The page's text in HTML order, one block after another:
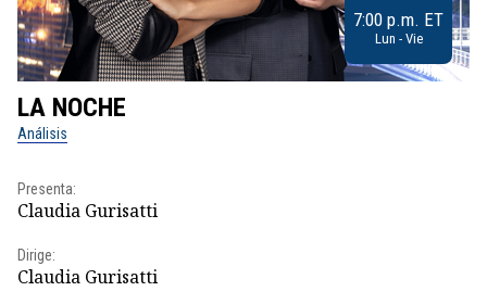
7:00 p.m. ET
Lun - Vie
LA NOCHE
Análisis
Presenta:
Claudia Gurisatti
Dirige:
Claudia Gurisatti